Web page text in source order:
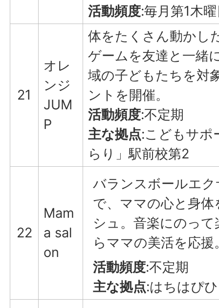
活動頻度:毎月第1木
21
オレ
ンジ
JUM
P
体をたくさん動かし
ゲームを友達と一緒
域の子どもたちを対
ントを開催。
活動頻度:不定期
主な拠点:こどもサポ
らり」駅前校第2
22
Mam
a sal
on
バランスボールエ
で、ママの心と身
シュ。音楽にのっ
らママの美活を応援
活動頻度:不定期
主な拠点:はちはぴ